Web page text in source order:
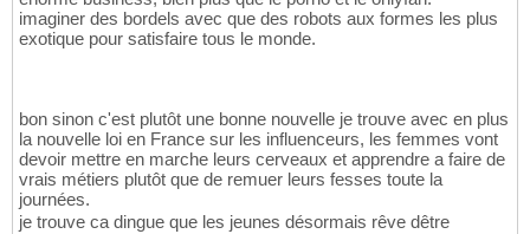
imaginer des bordels avec que des robots aux formes les plus
exotique pour satisfaire tous le monde.
bon sinon c'est plutôt une bonne nouvelle je trouve avec en plus
la nouvelle loi en France sur les influenceurs, les femmes vont
devoir mettre en marche leurs cerveaux et apprendre a faire de
vrais métiers plutôt que de remuer leurs fesses toute la
journées.
je trouve ca dingue que les jeunes désormais rêve dêtre